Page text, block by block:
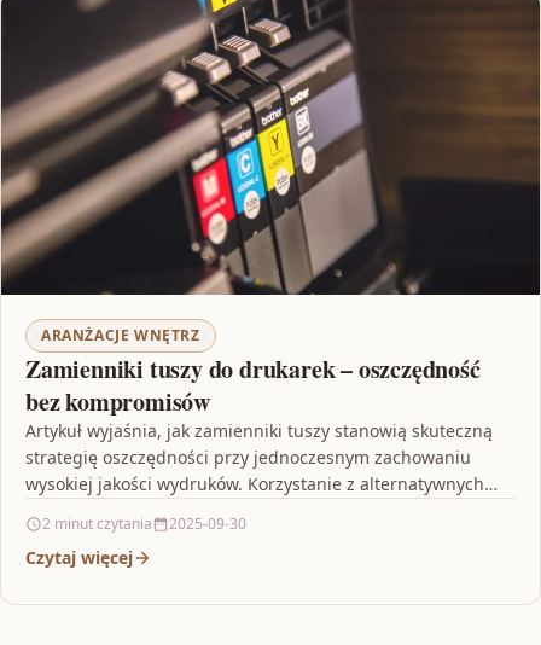
ARANŻACJE WNĘTRZ
Zamienniki tuszy do drukarek – oszczędność
bez kompromisów
Artykuł wyjaśnia, jak zamienniki tuszy stanowią skuteczną
strategię oszczędności przy jednoczesnym zachowaniu
wysokiej jakości wydruków. Korzystanie z alternatywnych
2 minut czytania 2025-09-30
Czytaj więcej